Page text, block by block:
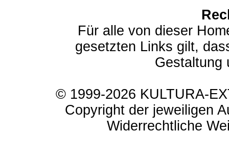
Für alle von dieser
gesetzten Links gilt,
Gestaltung
© 1999-2026 KULTURA-
Copyright der jeweiligen
Widerrechtliche